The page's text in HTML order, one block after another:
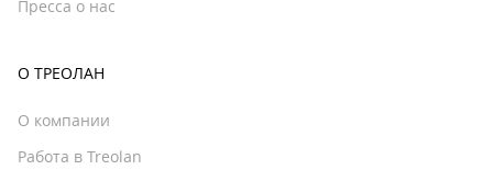
Пресса о нас
О ТРЕОЛАН
О компании
Работа в Treolan